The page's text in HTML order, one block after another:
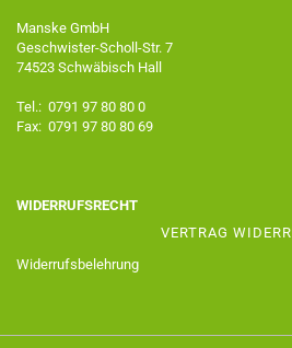
Manske GmbH
Geschwister-Scholl-Str. 7
74523 Schwäbisch Hall
Tel.: 0791 97 80 80 0
Fax: 0791 97 80 80 69
WIDERRUFSRECHT
VERTRAG
Widerrufsbelehrung